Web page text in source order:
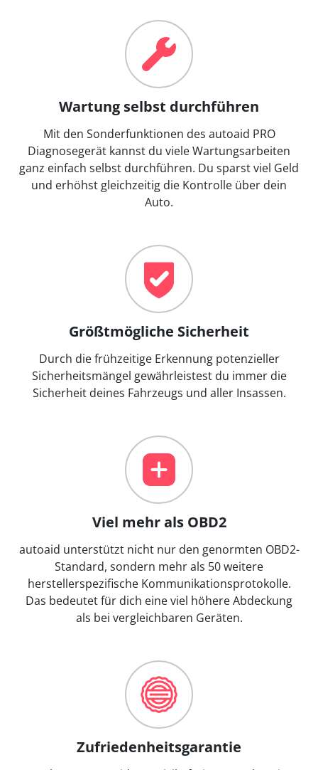
Wartung selbst durchführen
Mit den Sonderfunktionen des autoaid PRO
Diagnosegerät kannst du viele Wartungsarbeiten
ganz einfach selbst durchführen. Du sparst viel Geld
und erhöhst gleichzeitig die Kontrolle über dein
Auto.
Größtmögliche Sicherheit
Durch die frühzeitige Erkennung potenzieller
Sicherheitsmängel gewährleistest du immer die
Sicherheit deines Fahrzeugs und aller Insassen.
Viel mehr als OBD2
autoaid unterstützt nicht nur den genormten OBD2-
Standard, sondern mehr als 50 weitere
herstellerspezifische Kommunikationsprotokolle.
Das bedeutet für dich eine viel höhere Abdeckung
als bei vergleichbaren Geräten.
Zufriedenheitsgarantie